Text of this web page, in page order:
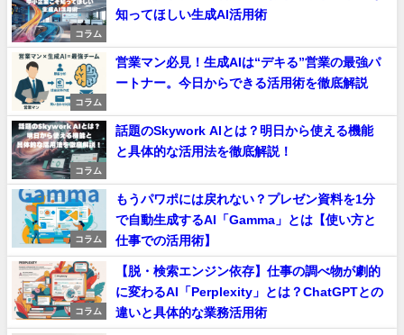
コラム
知ってほしい生成AI活用術
コラム
営業マン必見！生成AIは“デキる”営業の最強パ
ートナー。今日からできる活用術を徹底解説
コラム
話題のSkywork AIとは？明日から使える機能
と具体的な活用法を徹底解説！
コラム
もうパワポには戻れない？プレゼン資料を1分
で自動生成するAI「Gamma」とは【使い方と
仕事での活用術】
コラム
【脱・検索エンジン依存】仕事の調べ物が劇的
に変わるAI「Perplexity」とは？ChatGPTとの
違いと具体的な業務活用術